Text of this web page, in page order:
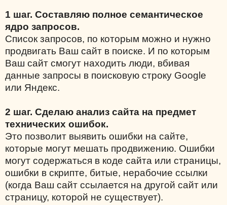
1 шаг. Составляю полное семантическое
ядро запросов.
Список запросов, по которым можно и нужно
продвигать Ваш сайт в поиске. И по которым
Ваш сайт смогут находить люди, вбивая
данные запросы в поисковую строку Google
или Яндекс.
2 шаг. Сделаю анализ сайта на предмет
технических ошибок.
Это позволит выявить ошибки на сайте,
которые могут мешать продвижению. Ошибки
могут содержаться в коде сайта или страницы,
ошибки в скрипте, битые, нерабочие ссылки
(когда Ваш сайт ссылается на другой сайт или
страницу, которой не существует).